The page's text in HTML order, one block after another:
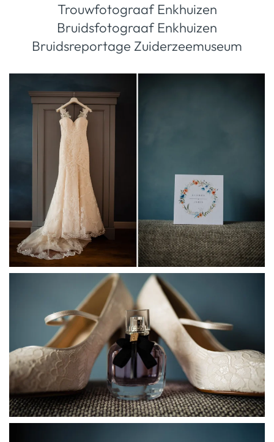
Trouwfotograaf Enkhuizen
Bruidsfotograaf Enkhuizen
Bruidsreportage Zuiderzeemuseum